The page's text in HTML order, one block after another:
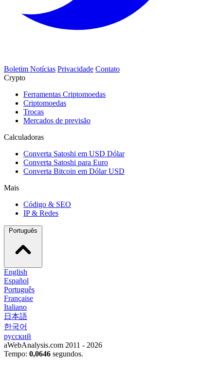
Boletim Notícias Privacidade Contato
Crypto
Ferramentas Criptomoedas
Criptomoedas
Trocas
Mercados de previsão
Calculadoras
Converta Satoshi em USD Dólar
Converta Satoshi para Euro
Converta Bitcoin em Dólar USD
Mais
Código & SEO
IP & Redes
English
Español
Português
Française
Italiano
日本語
한국어
русский
aWebAnalysis.com 2011 - 2026
Tempo: 0,0646 segundos.